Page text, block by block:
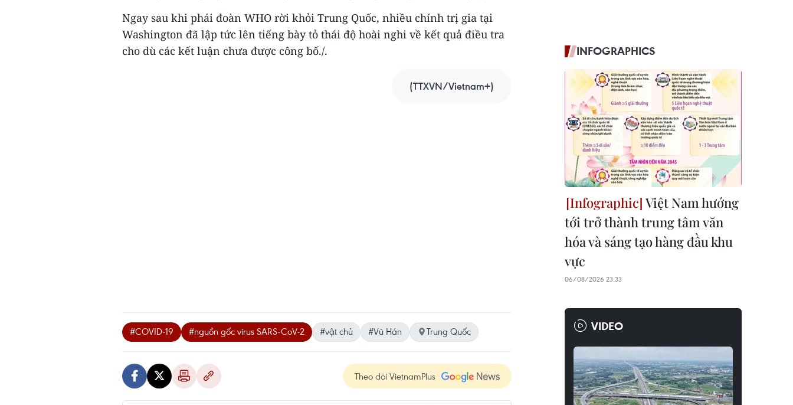
Ngay sau khi phái đoàn WHO rời khỏi Trung Quốc, nhiều chính trị gia tại
Washington đã lập tức lên tiếng bày tỏ thái độ hoài nghi về kết quả điều tra
cho dù các kết luận chưa được công bố./.
(TTXVN/Vietnam+)
#COVID-19 #nguồn gốc virus SARS-CoV-2 #vật chủ #Vũ Hán Trung Quốc
Theo dõi VietnamPlus
INFOGRAPHICS
Việt Nam hướng
tới trở thành trung tâm văn
hóa và sáng tạo hàng đầu khu
vực
06/08/2026 23:33
VIDEO